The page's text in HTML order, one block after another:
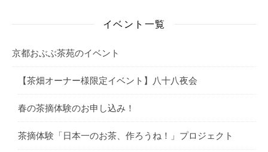
イベント一覧
京都おぶぶ茶苑のイベント
【茶畑オーナー様限定イベント】八十八夜会
春の茶摘体験のお申し込み！
茶摘体験「日本一のお茶、作ろうね！」プロジェクト